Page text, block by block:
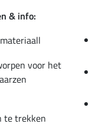
& info:
voor het
te trekken